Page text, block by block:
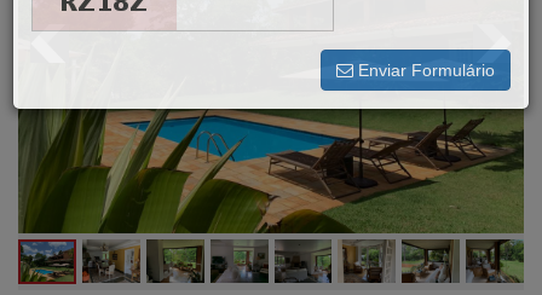
Digite o código de confirmação:
Enviar Formulário